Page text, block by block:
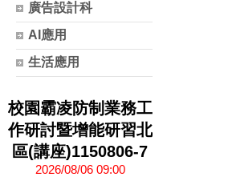
廣告設計科
AI應用
生活應用
校園霸凌防制業務工
作研討暨增能研習北
區(講座)1150806-7
2026/08/06 09:00